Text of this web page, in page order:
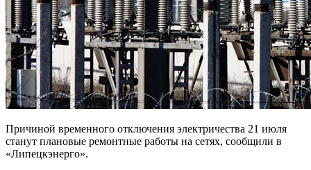
Причиной временного отключения электричества 21 июля
станут плановые ремонтные работы на сетях, сообщили в
«Липецкэнерго».